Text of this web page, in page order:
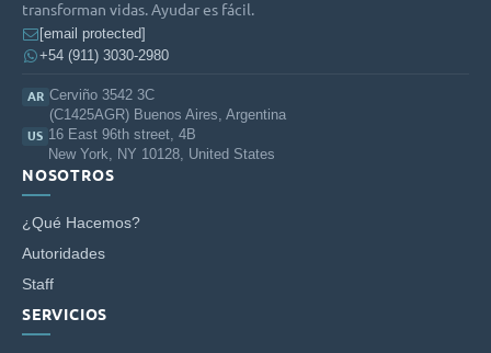
transforman vidas. Ayudar es fácil.
[email protected]
+54 (911) 3030-2980
AR Cerviño 3542 3C
(C1425AGR) Buenos Aires, Argentina
US 16 East 96th street, 4B
New York, NY 10128, United States
NOSOTROS
¿Qué Hacemos?
Autoridades
Staff
SERVICIOS